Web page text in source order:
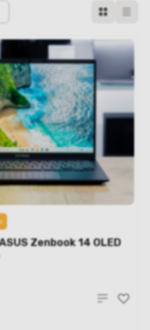
Zenbook 14 OLED